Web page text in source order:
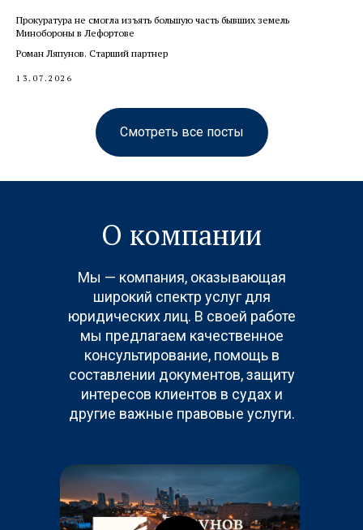
Прокуратура не смогла изъять большую часть бывших земель
Минобороны в Лефортове
Роман Ляпунов. Старший партнер
13.07.2026
Смотреть все посты
Мы — компания, оказывающая
широкий спектр услуг для
юридических лиц. В своей работе
мы предлагаем качественное
консультирование, помощь в
составлении документов, защиту
интересов клиентов в судах и
другие важные правовые услуги.
О компании